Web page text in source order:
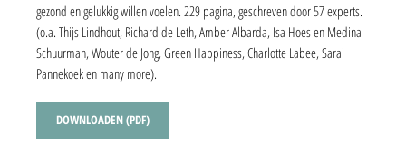
Heb je ooit een vaginale schimmelinfectie gehad, een schimmelnagel of
gezond en gelukkig willen voelen. 229 pagina, geschreven door 57 experts.
(o.a. Thijs Lindhout, Richard de Leth, Amber Albarda, Isa Hoes en Medina
Schuurman, Wouter de Jong, Green Happiness, Charlotte Labee, Sarai
Pannekoek en many more).
DOWNLOADEN (PDF)